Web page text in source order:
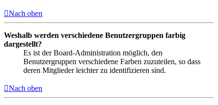
Nach oben
Weshalb werden verschiedene Benutzergruppen farbig
dargestellt?
Es ist der Board-Administration möglich, den
Benutzergruppen verschiedene Farben zuzuteilen, so dass
deren Mitglieder leichter zu identifizieren sind.
Nach oben